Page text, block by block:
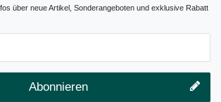
über neue Artikel, Sonderangeboten und exklusive Rabatt
Abonnieren